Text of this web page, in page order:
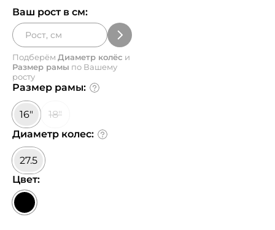
Ваш рост в см:
Подберём Диаметр колёс и
Размер рамы по Вашему
росту
Размер рамы:
16"
18"
Диаметр колес:
27.5
Цвет: